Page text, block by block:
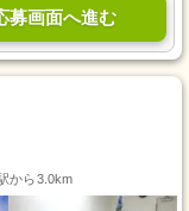
募画面へ進む
から3.0km